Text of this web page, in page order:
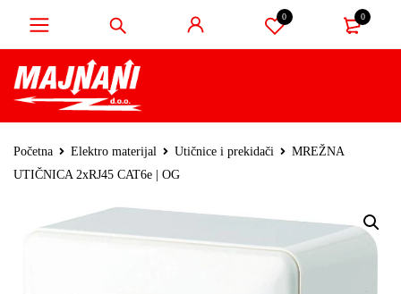
0 0
Početna Elektro materijal Utičnice i prekidači
MREŽNA
UTIČNICA 2xRJ45 CAT6e | OG